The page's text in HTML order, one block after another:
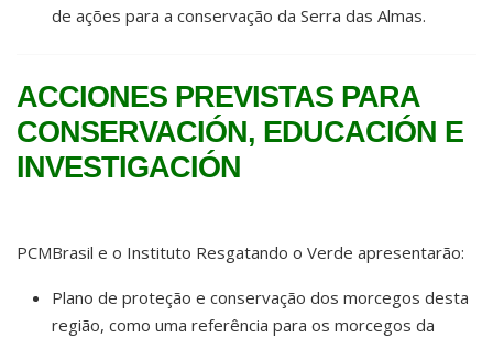
de ações para a conservação da Serra das Almas.
ACCIONES PREVISTAS PARA
CONSERVACIÓN, EDUCACIÓN E
INVESTIGACIÓN
PCMBrasil e o Instituto Resgatando o Verde apresentarão:
Plano de proteção e conservação dos morcegos desta
região, como uma referência para os morcegos da